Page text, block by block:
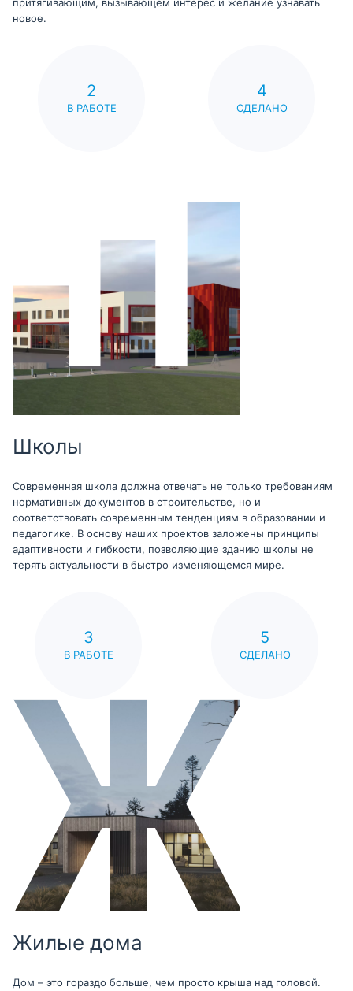
притягивающим, вызывающем интерес и желание узнавать
новое.
2
В РАБОТЕ
4
СДЕЛАНО
Школы
Современная школа должна отвечать не только требованиям
нормативных документов в строительстве, но и
соответствовать современным тенденциям в образовании и
педагогике. В основу наших проектов заложены принципы
адаптивности и гибкости, позволяющие зданию школы не
терять актуальности в быстро изменяющемся мире.
3
В РАБОТЕ
5
СДЕЛАНО
Жилые дома
Дом – это гораздо больше, чем просто крыша над головой.